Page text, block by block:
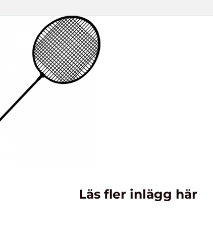
Läs fler inlägg här